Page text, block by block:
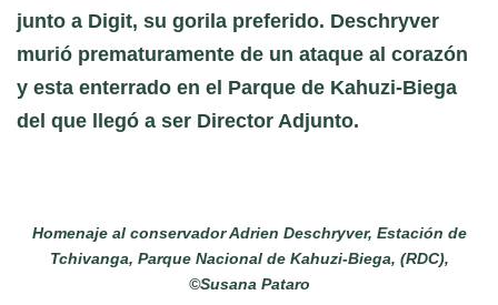
junto a Digit, su gorila preferido. Deschryver
murió prematuramente de un ataque al corazón
y esta enterrado en el Parque de Kahuzi-Biega
del que llegó a ser Director Adjunto.
Homenaje al conservador Adrien Deschryver, Estación de
Tchivanga, Parque Nacional de Kahuzi-Biega, (RDC),
©Susana Pataro